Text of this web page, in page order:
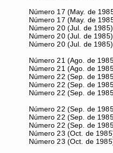
Número 17 (May. de
Número 17 (May. de
Número 20 (Jul. de 1985).
Número 20 (Jul. de 1985).
Número 20 (Jul. de 1985).
Número 21 (Ago. de
Número 21 (Ago. de
Número 22 (Sep. de
Número 22 (Sep. de
Número 22 (Sep. de
Número 22 (Sep. de
Número 22 (Sep. de
Número 22 (Sep. de
Número 23 (Oct. de
Número 23 (Oct. de